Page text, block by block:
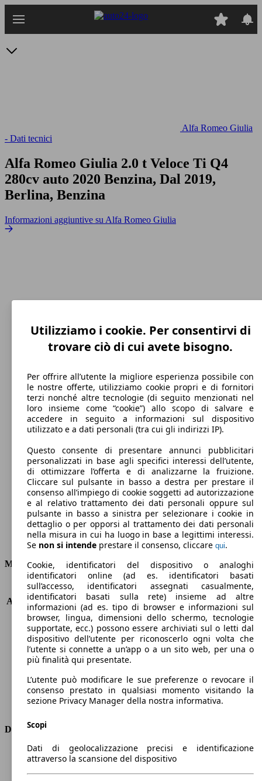
Alfa Romeo Giulia
- Dati tecnici
Alfa Romeo Giulia 2.0 t Veloce Ti Q4
280cv auto 2020 Benzina, Dal 2019,
Berlina, Benzina
Informazioni aggiuntive su Alfa Romeo Giulia
Velocità massima
Carburante
165 g/km
Emissioni di CO2 (combinato)*
Motore e Prestazioni
KW (PS)
206 kW (280 PS)
Accelerazione (0-100 km/h)
5.2s
Velocità massima (km/h)
240 km/h
Numero di marce
8
Coppia
400 nm
Cilindrata
1995 ccm
Carburante
Benzina
Cilindri
4
Trasmissione
Automatico
Tipo di trazione
Integrale
Dimensioni
Lunghezza
4650 mm
1430 mm
Utilizziamo i cookie. Per consentirvi di
trovare ciò di cui avete bisogno.
Per offrire all’utente la migliore esperienza possibile con
le nostre offerte, utilizziamo cookie propri e di fornitori
terzi nonché altre tecnologie (di seguito menzionati nel
loro insieme come “cookie”) allo scopo di salvare e
accedere in seguito a informazioni sul dispositivo
utilizzato e a dati personali (tra cui gli indirizzi IP).
Questo consente di presentare annunci pubblicitari
personalizzati in base agli specifici interessi dell’utente,
di ottimizzare l’offerta e di analizzarne la fruizione.
Cliccare sul pulsante in basso a destra per prestare il
consenso all’impiego di cookie soggetti ad autorizzazione
e al relativo trattamento dei dati personali oppure sul
pulsante in basso a sinistra per selezionare i cookie in
dettaglio o per opporsi al trattamento dei dati personali
nella misura in cui ha luogo in base a legittimi interessi.
Se non si intende prestare il consenso, cliccare qui.
Cookie, identificatori del dispositivo o analoghi
identificatori online (ad es. identificatori basati
sull’accesso, identificatori assegnati casualmente,
identificatori basati sulla rete) insieme ad altre
informazioni (ad es. tipo di browser e informazioni sul
browser, lingua, dimensioni dello schermo, tecnologie
supportate, ecc.) possono essere archiviati sul o letti dal
dispositivo dell’utente per riconoscerlo ogni volta che
l’utente si connette a un’app o a un sito web, per una o
più finalità qui presentate.
L’utente può modificare le sue preferenze o revocare il
consenso prestato in qualsiasi momento visitando la
sezione Privacy Manager della nostra informativa.
Scopi
Dati di geolocalizzazione precisi e identificazione
attraverso la scansione del dispositivo